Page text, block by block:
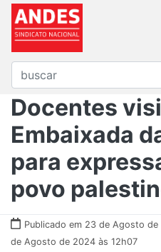
Docentes
Embaixada
para
povo
Publicado em 23 de Agosto
de Agosto de 2024 às 12h07